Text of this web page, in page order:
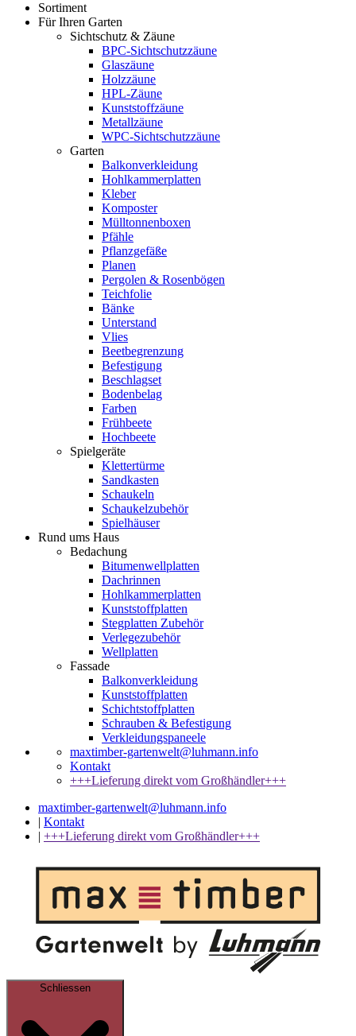
Sortiment
Für Ihren Garten
Sichtschutz & Zäune
BPC-Sichtschutzzäune
Glaszäune
Holzzäune
HPL-Zäune
Kunststoffzäune
Metallzäune
WPC-Sichtschutzzäune
Garten
Balkonverkleidung
Hohlkammerplatten
Kleber
Komposter
Mülltonnenboxen
Pfähle
Pflanzgefäße
Planen
Pergolen & Rosenbögen
Teichfolie
Bänke
Unterstand
Vlies
Beetbegrenzung
Befestigung
Beschlagset
Bodenbelag
Farben
Frühbeete
Hochbeete
Spielgeräte
Klettertürme
Sandkasten
Schaukeln
Schaukelzubehör
Spielhäuser
Rund ums Haus
Bedachung
Bitumenwellplatten
Dachrinnen
Hohlkammerplatten
Kunststoffplatten
Stegplatten Zubehör
Verlegezubehör
Wellplatten
Fassade
Balkonverkleidung
Kunststoffplatten
Schichtstoffplatten
Schrauben & Befestigung
Verkleidungspaneele
maxtimber-gartenwelt@luhmann.info
Kontakt
+++Lieferung direkt vom Großhändler+++
maxtimber-gartenwelt@luhmann.info
| Kontakt
| +++Lieferung direkt vom Großhändler+++
Schliessen